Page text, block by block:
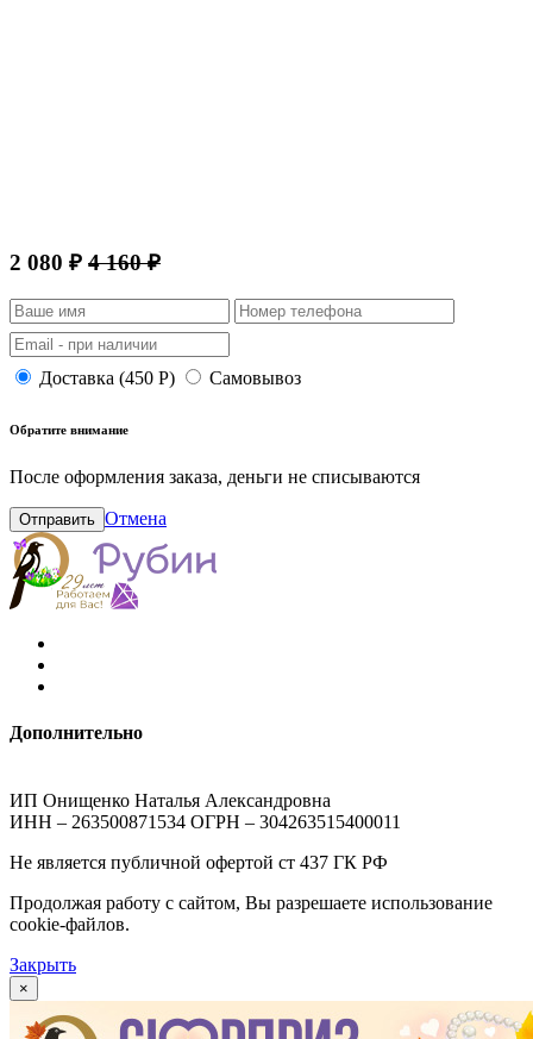
2 080 ₽ 4 160 ₽
Доставка (450 Р) Самовывоз
Обратите внимание
После оформления заказа, деньги не списываются
Отправить Отмена
Дополнительно
ИП Онищенко Наталья Александровна
ИНН – 263500871534 ОГРН – 304263515400011
Не является публичной офертой ст 437 ГК РФ
Продолжая работу с сайтом, Вы разрешаете использование
cookie-файлов.
Закрыть
×